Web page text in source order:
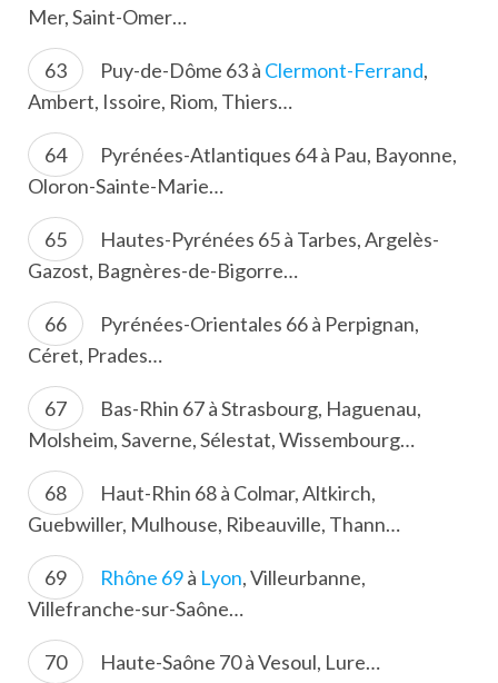
Mer, Saint-Omer…
Puy-de-Dôme 63 à Clermont-Ferrand,
Ambert, Issoire, Riom, Thiers…
Pyrénées-Atlantiques 64 à Pau, Bayonne,
Oloron-Sainte-Marie…
Hautes-Pyrénées 65 à Tarbes, Argelès-
Gazost, Bagnères-de-Bigorre…
Pyrénées-Orientales 66 à Perpignan,
Céret, Prades…
Bas-Rhin 67 à Strasbourg, Haguenau,
Molsheim, Saverne, Sélestat, Wissembourg…
Haut-Rhin 68 à Colmar, Altkirch,
Guebwiller, Mulhouse, Ribeauville, Thann…
Rhône 69à Lyon, Villeurbanne,
Villefranche-sur-Saône…
Haute-Saône 70 à Vesoul, Lure…